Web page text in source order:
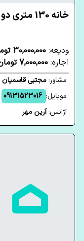
خانه 130 متری دو خوابه در خیابان صحرا یزد
ودیعه: 30,000,000 تومان
اجاره: 7,000,000 تومان
مشاور:مجتبی قاسمیان
موبایل: 09131523016
آژانس:آرین مهر